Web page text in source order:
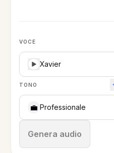
VOCE
Xavier
TONO
💼 Professionale
Genera audio
Ferma